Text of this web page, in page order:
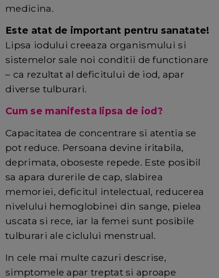
medicina.
Este atat de important pentru sanatate!
Lipsa iodului creeaza organismului si
sistemelor sale noi conditii de functionare
– ca rezultat al deficitului de iod, apar
diverse tulburari.
Cum se manifesta lipsa de iod?
Capacitatea de concentrare si atentia se
pot reduce. Persoana devine iritabila,
deprimata, oboseste repede. Este posibil
sa apara durerile de cap, slabirea
memoriei, deficitul intelectual, reducerea
nivelului hemoglobinei din sange, pielea
uscata si rece, iar la femei sunt posibile
tulburari ale ciclului menstrual.
In cele mai multe cazuri descrise,
simptomele apar treptat si aproape